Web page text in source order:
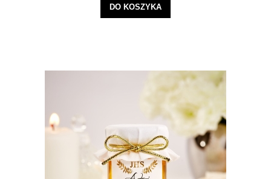
DO KOSZYKA